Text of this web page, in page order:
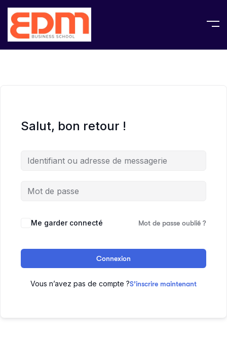
Salut, bon retour !
Me garder connecté Mot de passe oublié ?
Connexion
Vous n’avez pas de compte ?S’inscrire maintenant